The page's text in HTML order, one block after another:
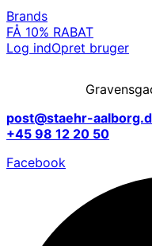
Brands
FÅ 10% RABAT
Log indOpret bruger
post@staehr-
+45 98 12 20 50
Facebook